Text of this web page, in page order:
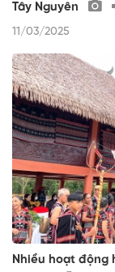
Tây Nguyên
11/03/2025
Nhiều hoạt động